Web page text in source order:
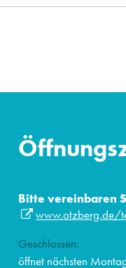
Bitte vereinbaren
www.otzberg.de/
Klicken, um weitere
Geschlossen:
öffnet nächsten